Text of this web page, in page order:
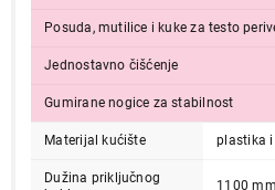
Posuda, mutilice i kuke za testo
Jednostavno čišćenje
Gumirane nogice za stabilnost
Materijal kućište plastika i
Dužina priključnog
1100 mm